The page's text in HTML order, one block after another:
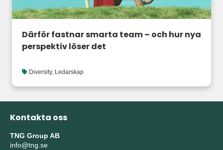
Därför fastnar smarta team – och hur nya
perspektiv löser det
Diversity, Ledarskap
Kontakta oss
TNG Group AB
info@tng.se